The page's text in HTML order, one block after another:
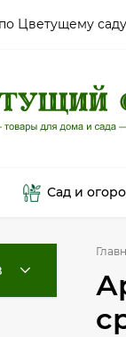
Цветущему саду
Сад и